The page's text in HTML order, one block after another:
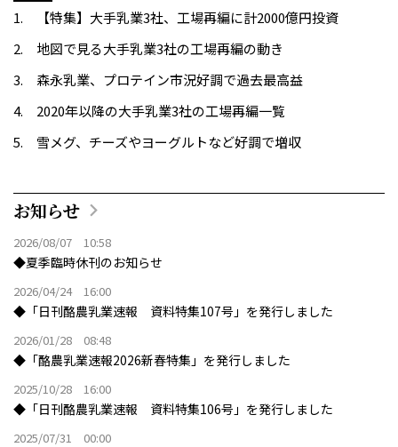
【特集】大手乳業3社、工場再編に計2000億円投資
地図で見る大手乳業3社の工場再編の動き
森永乳業、プロテイン市況好調で過去最高益
2020年以降の大手乳業3社の工場再編一覧
雪メグ、チーズやヨーグルトなど好調で増収
お知らせ
2026/08/07 10:58
◆夏季臨時休刊のお知らせ
2026/04/24 16:00
◆「日刊酪農乳業速報 資料特集107号」を発行しました
2026/01/28 08:48
◆「酪農乳業速報2026新春特集」を発行しました
2025/10/28 16:00
◆「日刊酪農乳業速報 資料特集106号」を発行しました
2025/07/31 00:00